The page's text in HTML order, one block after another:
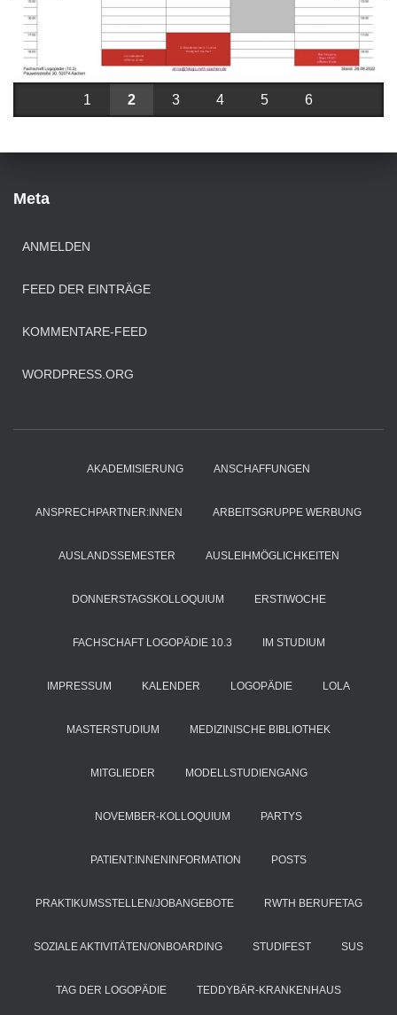
1 2 3 4 5 6
Meta
ANMELDEN
FEED DER EINTRÄGE
KOMMENTARE-FEED
WORDPRESS.ORG
AKADEMISIERUNG ANSCHAFFUNGEN
ANSPRECHPARTNER:INNEN ARBEITSGRUPPE WERBUNG
AUSLANDSSEMESTER AUSLEIHMÖGLICHKEITEN
DONNERSTAGSKOLLOQUIUM ERSTIWOCHE
FACHSCHAFT LOGOPÄDIE 10.3 IM STUDIUM
IMPRESSUM KALENDER LOGOPÄDIE LOLA
MASTERSTUDIUM MEDIZINISCHE BIBLIOTHEK
MITGLIEDER MODELLSTUDIENGANG
NOVEMBER-KOLLOQUIUM PARTYS
PATIENT:INNENINFORMATION POSTS
PRAKTIKUMSSTELLEN/JOBANGEBOTE RWTH BERUFETAG
SOZIALE AKTIVITÄTEN/ONBOARDING STUDIFEST SUS
TAG DER LOGOPÄDIE TEDDYBÄR-KRANKENHAUS